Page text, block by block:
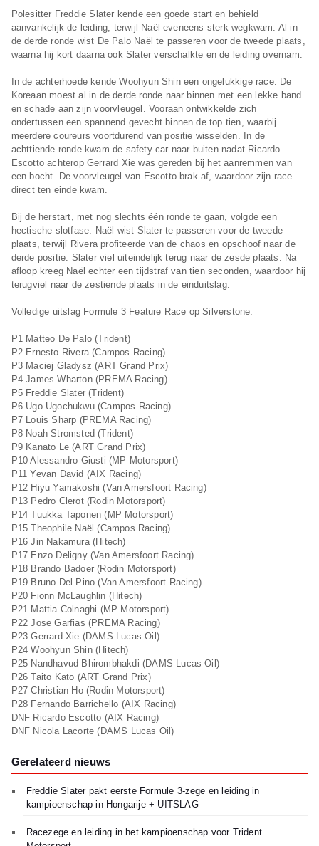
Polesitter Freddie Slater kende een goede start en behield
aanvankelijk de leiding, terwijl Naël eveneens sterk wegkwam. Al in
de derde ronde wist De Palo Naël te passeren voor de tweede plaats,
waarna hij kort daarna ook Slater verschalkte en de leiding overnam.
In de achterhoede kende Woohyun Shin een ongelukkige race. De
Koreaan moest al in de derde ronde naar binnen met een lekke band
en schade aan zijn voorvleugel. Vooraan ontwikkelde zich
ondertussen een spannend gevecht binnen de top tien, waarbij
meerdere coureurs voortdurend van positie wisselden. In de
achttiende ronde kwam de safety car naar buiten nadat Ricardo
Escotto achterop Gerrard Xie was gereden bij het aanremmen van
een bocht. De voorvleugel van Escotto brak af, waardoor zijn race
direct ten einde kwam.
Bij de herstart, met nog slechts één ronde te gaan, volgde een
hectische slotfase. Naël wist Slater te passeren voor de tweede
plaats, terwijl Rivera profiteerde van de chaos en opschoof naar de
derde positie. Slater viel uiteindelijk terug naar de zesde plaats. Na
afloop kreeg Naël echter een tijdstraf van tien seconden, waardoor hij
terugviel naar de zestiende plaats in de einduitslag.
Volledige uitslag Formule 3 Feature Race op Silverstone:
P1 Matteo De Palo (Trident)
P2 Ernesto Rivera (Campos Racing)
P3 Maciej Gladysz (ART Grand Prix)
P4 James Wharton (PREMA Racing)
P5 Freddie Slater (Trident)
P6 Ugo Ugochukwu (Campos Racing)
P7 Louis Sharp (PREMA Racing)
P8 Noah Stromsted (Trident)
P9 Kanato Le (ART Grand Prix)
P10 Alessandro Giusti (MP Motorsport)
P11 Yevan David (AIX Racing)
P12 Hiyu Yamakoshi (Van Amersfoort Racing)
P13 Pedro Clerot (Rodin Motorsport)
P14 Tuukka Taponen (MP Motorsport)
P15 Theophile Naël (Campos Racing)
P16 Jin Nakamura (Hitech)
P17 Enzo Deligny (Van Amersfoort Racing)
P18 Brando Badoer (Rodin Motorsport)
P19 Bruno Del Pino (Van Amersfoort Racing)
P20 Fionn McLaughlin (Hitech)
P21 Mattia Colnaghi (MP Motorsport)
P22 Jose Garfias (PREMA Racing)
P23 Gerrard Xie (DAMS Lucas Oil)
P24 Woohyun Shin (Hitech)
P25 Nandhavud Bhirombhakdi (DAMS Lucas Oil)
P26 Taito Kato (ART Grand Prix)
P27 Christian Ho (Rodin Motorsport)
P28 Fernando Barrichello (AIX Racing)
DNF Ricardo Escotto (AIX Racing)
DNF Nicola Lacorte (DAMS Lucas Oil)
Gerelateerd nieuws
Freddie Slater pakt eerste Formule 3-zege en leiding in
kampioenschap in Hongarije + UITSLAG
Racezege en leiding in het kampioenschap voor Trident